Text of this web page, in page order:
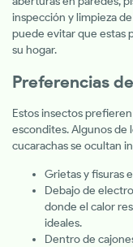
inspección y limpieza
puede evitar que estas
su hogar.
Preferencias
Estos insectos
escondites. Algunos de
cucarachas se ocultan
Grietas y fisuras
Debajo de
donde el calor
ideales.
Dentro de